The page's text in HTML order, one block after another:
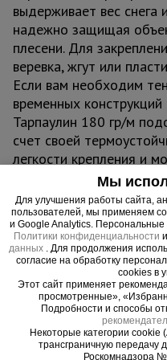
выдерживает вес снега
надежно защищая
плесени. Для
веревка, жгут или
Если вам необходим
временных
Тарпаулин 180 гр/м
счет своей
легкости крепления и
использовать для
торговых павильонов,
складов и ангаров.
Важно:
Тент можно
45°С до + 70°С
Не деформируется,
герметичен, легко
Мы
Для улучшения работы сайта,
пользователей, мы применяем
и Google Analytics.
Политики конфиденциальности и
данных
. Для продолжения
согласие на обработку
cookies в
Этот сайт применяет
просмотренные»,
Подробности и способы
Некоторые категории cookie
трансграничную передачу
Роскомнадзора